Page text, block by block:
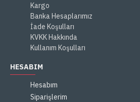
Kargo
Banka Hesaplarımız
İade Koşulları
KVKK Hakkında
Kullanım Koşulları
HESABIM
Hesabım
Siparişlerim